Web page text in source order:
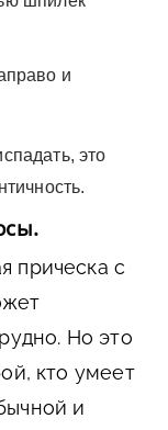
и
это
прическа с
Но это
кто умеет
и